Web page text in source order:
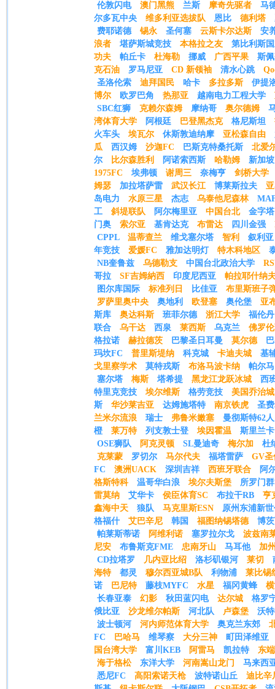
伦敦闪电
澳门黑熊 兰斯 摩奇先驱者
马
尔多瓦中央
维多利亚选拔队 恩比 德利塔
费耶诺德
锡永 圣何塞 云斯卡尔达斯
安
浪者
堪萨斯城竞技 本格拉之友
第比利斯
功夫
帕丘卡 杜海勒 挪威 广西平果
斯
克石油
罗马尼亚 CD 新领袖 清水心跳
圣洛伦索
迪拜国民 哈卡 多拉多斯
伊提
博尔
欧罗巴角 热那亚 越南电力工程大学
SBC红狮
克赖尔森姆 摩纳哥 奥尔德姆
湾体育大学
阿根廷 巴登黑杰克 格尼斯坦
火车头
埃瓦尔 休斯敦迪纳摩 亚松森自由
瓜
西汉姆 沙迦FC 巴斯克特桑托斯
北爱
尔
比尔森胜利 阿诺索西斯 哈勒姆
新加
1975FC
埃弗顿 谢周三 奈梅亨
剑桥大学
姆瑟
加拉塔萨雷 武汉长江 博莱斯拉夫
岛电力
水原三星 杰志 乌泰他尼森林
工
斜堤联队 阿尔梅里亚 中国台北
金字塔
门奥
索尔亚 基肯达克 布雷达 四川金强
CPPL
温蒂查兰 维戈塞尔塔 智利
叙利亚
年竞技
爱媛FC 雅加达明灯 特木科地区
NB奎鲁兹
乌德勒支 中国台北政治大学
哥拉
SF吉姆納西 印度尼西亚
帕拉耶什纳
图尔库国际
标准列日 比佳亚
布里斯班子
罗萨里奥中央
奥地利 欧登塞 奥伦堡
亚
斯库
奥达科斯 班菲尔德 浙江大学
福伦丹
联合
乌干达 西泉 莱西斯 乌克兰
佛罗
格拉诺
赫拉德茨 巴黎圣日耳曼 莫尔德
玛坎FC
普里斯堤纳 科克城 卡迪夫城
基
戈里察学术
莫特戎斯 布洛马波卡纳
帕尔马
塞尔塔
梅斯 塔希提 黑龙江龙跃冰城
西
特里克竞技
埃尔维斯 格劳竞技
美国乔治城
斯
华沙莱吉亚 达姆施塔特 南京铁虎
圣
兰米尔流浪
瑞士 弗鲁米嫩塞
曼彻斯特62人
橙
莱万特 列支敦士登 埃因霍温
斯里兰卡
OSE狮队
阿克灵顿 SL曼迪奇 梅尔加
杜
克莱蒙
罗切尔 马尔代夫 福塔雷萨
GV圣
FC
澳洲UACK 深圳吉祥 西班牙联合
阿
格斯特科
温哥华白浪 埃尔夫斯堡
所罗门
雷莫纳
艾华卡 侯臣体育SC 布拉干RB
亨
鑫海中天
狼队 马克里斯ESN
原州东浦新
格福什
艾巴辛尼 韩国 福图纳锡塔德
博
帕莱斯蒂诺
阿维利诺 塞罗拉尔戈
波兹南
尼安
布鲁斯克FME 忠南牙山 马耳他
加
CD拉塔罗
几内亚比绍 洛杉矶银河 莱切
海特
都灵 穆尔西亚城B队 利物浦
莱比锡
诺
巴尼特 藤枝MYFC 水星 福冈黄蜂
长春亚泰
幻影 秋田蓝闪电 达尔城
格罗
俄比亚
沙龙维尔帕斯 河北队 卢森堡
沃
波士顿河
河内师范体育大学 奥克兰东郊
FC
巴哈马 维琴察 大分三神
町田泽维亚
国台湾大学
富川KEB 阿雷马 凯拉特
东
海于格松
东洋大学 河南嵩山龙门
马来西
悉尼FC
高阳索诺天枪 波特诺山丘
迪比辛